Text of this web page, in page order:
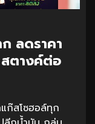
ลดราคา
ตางค์ต่อ
ก๊สโซฮอล์ทุก